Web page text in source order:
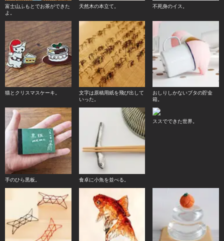
富士山ふもとでお茶ができた
よ。
天然木の本立て。 不死身のイス。
猫とクリスマスケーキ。
文字は原稿用紙を飛び出して
いった。
おしりしかないブタの貯金
箱。
手のひら黒板。 食卓に小魚を並べる。
ススでできた世界。